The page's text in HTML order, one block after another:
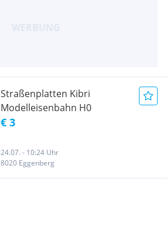
Straßenplatten Kibri
Modelleisenbahn H0
€ 3
24.07. - 10:24 Uhr
8020 Eggenberg